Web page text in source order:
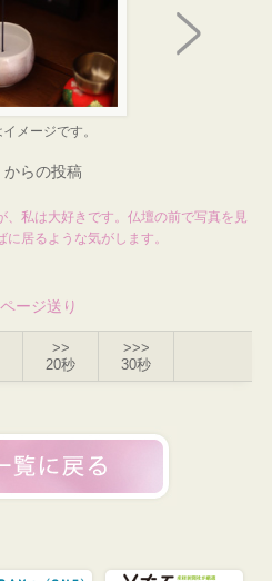
メージです。
からの投稿
私は大好きです。仏壇の前で写真を見
に居るような気がします。
ージ送り
>>
20秒
>>>
30秒